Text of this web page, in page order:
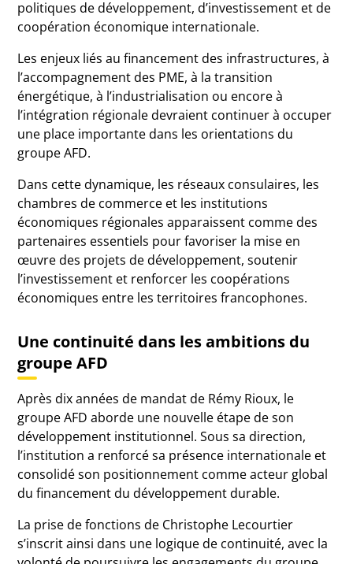
politiques de développement, d’investissement et de
coopération économique internationale.
Les enjeux liés au financement des infrastructures, à
l’accompagnement des PME, à la transition
énergétique, à l’industrialisation ou encore à
l’intégration régionale devraient continuer à occuper
une place importante dans les orientations du
groupe AFD.
Dans cette dynamique, les réseaux consulaires, les
chambres de commerce et les institutions
économiques régionales apparaissent comme des
partenaires essentiels pour favoriser la mise en
œuvre des projets de développement, soutenir
l’investissement et renforcer les coopérations
économiques entre les territoires francophones.
Une continuité dans les ambitions du
groupe AFD
Après dix années de mandat de Rémy Rioux, le
groupe AFD aborde une nouvelle étape de son
développement institutionnel. Sous sa direction,
l’institution a renforcé sa présence internationale et
consolidé son positionnement comme acteur global
du financement du développement durable.
La prise de fonctions de Christophe Lecourtier
s’inscrit ainsi dans une logique de continuité, avec la